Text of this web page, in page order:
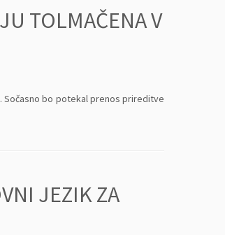
TOLMAČENA V
Sočasno bo potekal prenos prireditve
JEZIK ZA